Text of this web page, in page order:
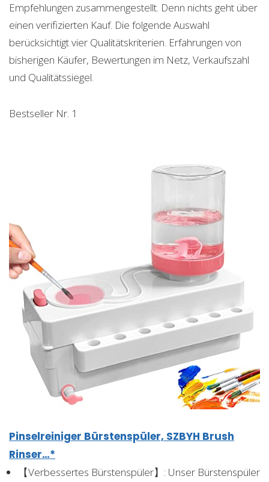
Empfehlungen zusammengestellt. Denn nichts geht über
einen verifizierten Kauf. Die folgende Auswahl
berücksichtigt vier Qualitätskriterien. Erfahrungen von
bisherigen Käufer, Bewertungen im Netz, Verkaufszahl
und Qualitätssiegel.
Bestseller Nr. 1
Pinselreiniger Bürstenspüler, SZBYH Brush
Rinser…*
【Verbessertes Bürstenspüler】: Unser Bürstenspüler